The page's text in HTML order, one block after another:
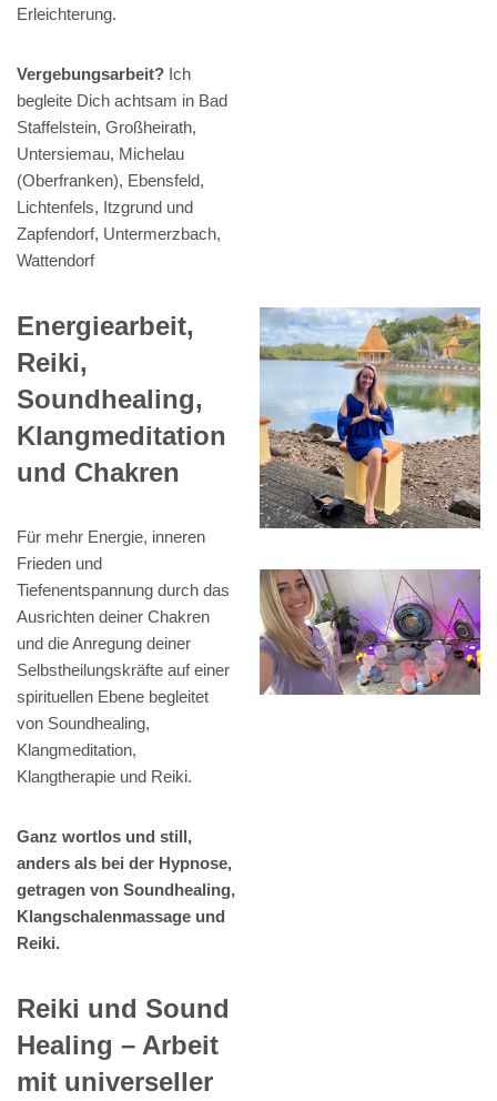
Erleichterung.
Vergebungsarbeit? Ich
begleite Dich achtsam in Bad
Staffelstein, Großheirath,
Untersiemau, Michelau
(Oberfranken), Ebensfeld,
Lichtenfels, Itzgrund und
Zapfendorf, Untermerzbach,
Wattendorf
Energiearbeit,
Reiki,
Soundhealing,
Klangmeditation
und Chakren
Für mehr Energie, inneren
Frieden und
Tiefenentspannung durch das
Ausrichten deiner Chakren
und die Anregung deiner
Selbstheilungskräfte auf einer
spirituellen Ebene begleitet
von Soundhealing,
Klangmeditation,
Klangtherapie und Reiki.
Ganz wortlos und still,
anders als bei der Hypnose,
getragen von Soundhealing,
Klangschalenmassage und
Reiki.
Reiki und Sound
Healing – Arbeit
mit universeller